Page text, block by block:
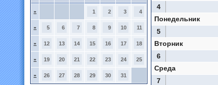
» 1 2 3 4
» 5 6 7 8 9 10 11
» 12 13 14 15 16 17 18
» 19 20 21 22 23 24 25
» 26 27 28 29 30 31
4
Понедельник
5
Вторник
6
Среда
7